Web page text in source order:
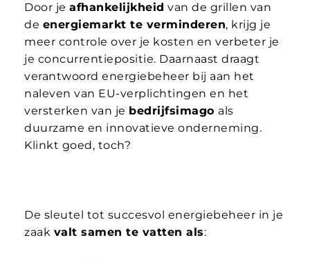
Door je afhankelijkheid van de grillen van
de energiemarkt te verminderen, krijg je
meer controle over je kosten en verbeter je
je concurrentiepositie. Daarnaast draagt
verantwoord energiebeheer bij aan het
naleven van EU-verplichtingen en het
versterken van je bedrijfsimago als
duurzame en innovatieve onderneming.
Klinkt goed, toch?
De sleutel tot succesvol energiebeheer in je
zaak valt samen te vatten als: